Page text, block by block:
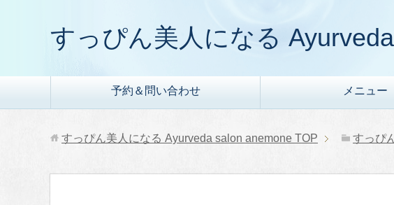
すっぴん美人になる
予約＆問い合わせ メニュー
すっぴん美人になる Ayurveda salon anemone TOP すっぴ